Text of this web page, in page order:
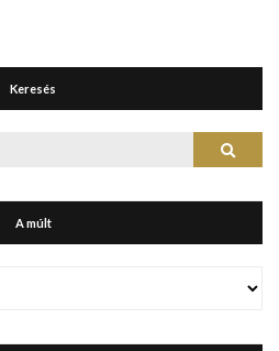
Keresés
Search
A múlt